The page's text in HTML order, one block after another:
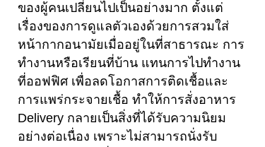
ของผู้คนเปลี่ยนไปเป็นอย่างมาก ตั้งแต่
เรื่องของการดูแลตัวเองด้วยการสวมใส่
หน้ากากอนามัยเมื่ออยู่ในที่สาธารณะ การ
ทำงานหรือเรียนที่บ้าน แทนการไปทำงาน
ที่ออฟฟิศ เพื่อลดโอกาสการติดเชื้อและ
การแพร่กระจายเชื้อ ทำให้การสั่งอาหาร
Delivery กลายเป็นสิ่งที่ได้รับความนิยม
อย่างต่อเนื่อง เพราะไม่สามารถนั่งรับ